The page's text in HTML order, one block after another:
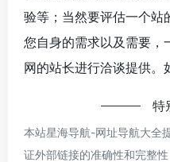
验等；当然要评估一个站
您自身的需求以及需要，
网的站长进行洽谈提供。
特
本站星海导航-网址导航大全
证外部链接的准确性和完整